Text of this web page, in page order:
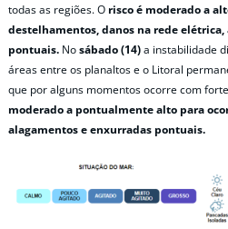
todas as regiões. O risco é moderado a
destelhamentos, danos na rede
pontuais. Nosábado (14)a instabilidade
áreas entre os planaltos e o Litoral
que por alguns momentos ocorre com
moderado a pontualmente alto para
alagamentos e enxurradas pontuais.